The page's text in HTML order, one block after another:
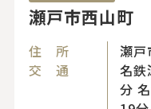
瀬戸市西山町
住 所
瀬戸
交 通
名鉄
分